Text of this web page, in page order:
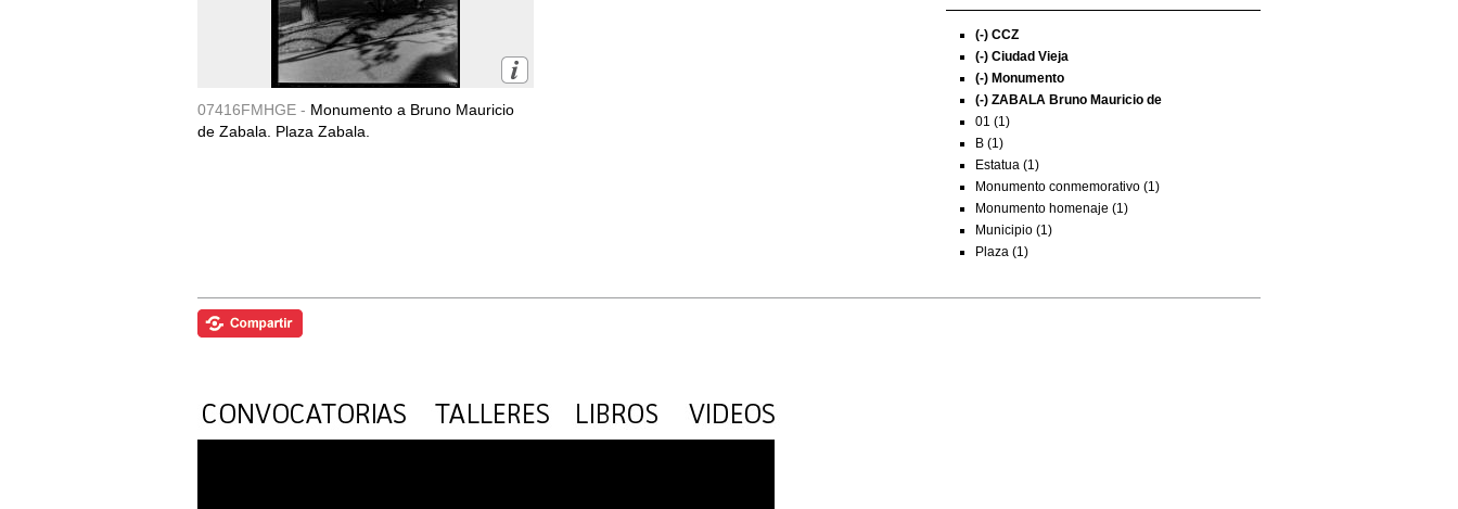
07416FMHGE - Monumento a Bruno Mauricio
de Zabala. Plaza Zabala.
(-) CCZ
(-) Ciudad Vieja
(-) Monumento
(-) ZABALA Bruno Mauricio de
01 (1)
B (1)
Estatua (1)
Monumento conmemorativo (1)
Monumento homenaje (1)
Municipio (1)
Plaza (1)